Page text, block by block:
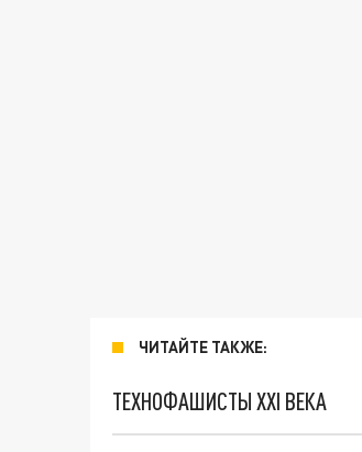
ЧИТАЙТЕ ТАКЖЕ:
ТЕХНОФАШИСТЫ XXI ВЕКА